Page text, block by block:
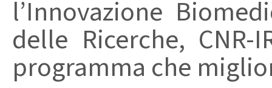
l’Innovazione
delle Ricerche,
programma che